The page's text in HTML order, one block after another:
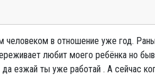
человеком в отношение уже год.
любит моего ребёнка но
езжай ты уже работай . А сейчас